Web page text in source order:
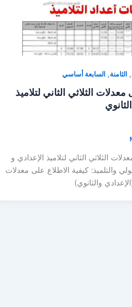
, الثامنة, السابعة أساسي
الثلاثي الثاني لتلاميذ
الثلاثي الثاني لتلاميذ الإعدادي و
والتلميذ: كيفية الاطلاع على معدلات
والثانوي)